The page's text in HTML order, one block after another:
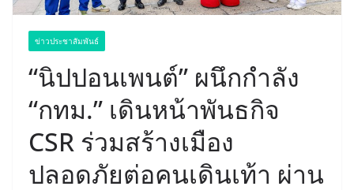
ข่าวประชาสัมพันธ์
“นิปปอนเพนต์” ผนึกกำลัง
“กทม.” เดินหน้าพันธกิจ
CSR ร่วมสร้างเมือง
ปลอดภัยต่อคนเดินเท้า ผ่าน